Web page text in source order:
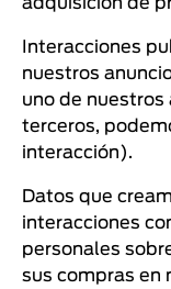
Interacciones
nuestros
uno de nuestros
terceros,
interacción).
Datos que
interacciones
personales
sus compras en